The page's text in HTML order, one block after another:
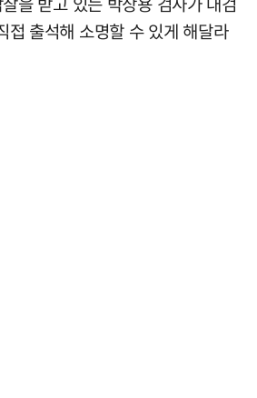
접 출석해 소명할 수 있게 해달라